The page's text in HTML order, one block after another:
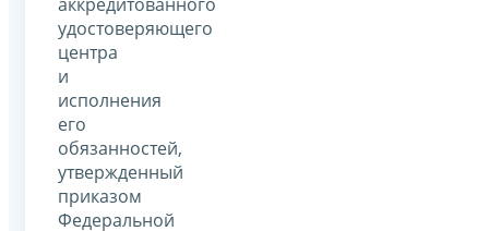
удостоверяющего
центра
и
исполнения
его
обязанностей,
утвержденный
приказом
Федеральной